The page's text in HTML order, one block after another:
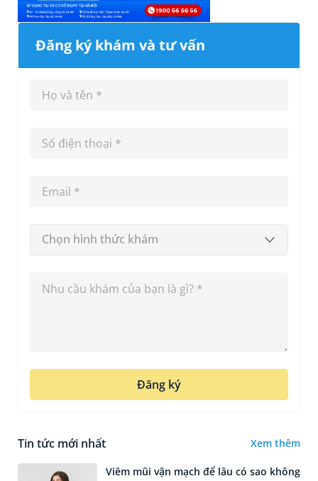
Đăng ký khám và tư vấn
Chọn hình thức khám
Đăng ký
Tin tức mới nhất Xem thêm
Viêm mũi vận mạch để lâu có sao không